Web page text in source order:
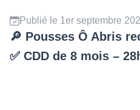
Publié le 1er septembre
🔎 Pousses Ô Abris
✅ CDD de 8 mois –